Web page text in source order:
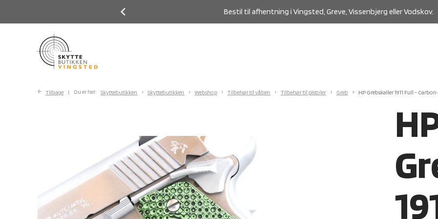
Bestil til afhentning i Vingsted, Greve, Vissenbjerg eller Vodskov.
Tilbage Du er her: Skyttebutikken Skyttebutikken Webshop Tilbehør til våben Tilbehør til pistoler Greb HP Grebskaller 1911 Full - Carbon